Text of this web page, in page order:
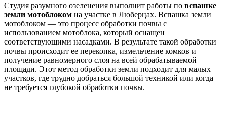
Студия разумного озеленения выполнит работы по вспашке
земли мотоблоком на участке в Люберцах. Вспашка земли
мотоблоком — это процесс обработки почвы с
использованием мотоблока, который оснащен
соответствующими насадками. В результате такой обработки
почвы происходит ее перекопка, измельчение комков и
получение равномерного слоя на всей обрабатываемой
площади. Этот метод обработки земли подходит для малых
участков, где трудно добраться большой техникой или когда
не требуется глубокой обработки почвы.